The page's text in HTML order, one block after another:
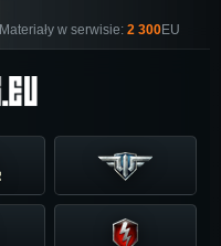
Materiały w serwisie: 2 300EU